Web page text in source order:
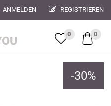
ANMELDEN REGISTRIEREN
0 0
-30%